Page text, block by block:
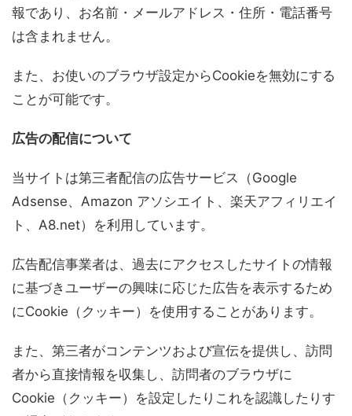
報であり、お名前・メールアドレス・住所・電話番号
は含まれません。
また、お使いのブラウザ設定からCookieを無効にする
ことが可能です。
広告の配信について
当サイトは第三者配信の広告サービス（Google
Adsense、Amazon アソシエイト、楽天アフィリエイ
ト、A8.net）を利用しています。
広告配信事業者は、過去にアクセスしたサイトの情報
に基づきユーザーの興味に応じた広告を表示するため
にCookie（クッキー）を使用することがあります。
また、第三者がコンテンツおよび宣伝を提供し、訪問
者から直接情報を収集し、訪問者のブラウザに
Cookie（クッキー）を設定したりこれを認識したりす